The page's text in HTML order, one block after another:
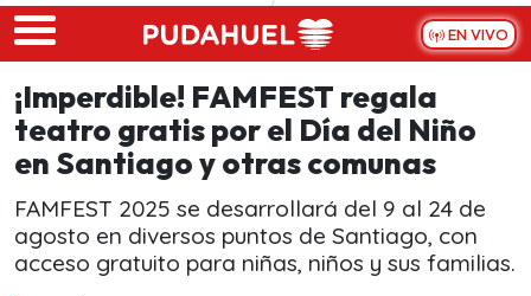
Skip to main content
EN VIVO
¡Imperdible! FAMFEST regala
teatro gratis por el Día del Niño
en Santiago y otras comunas
FAMFEST 2025 se desarrollará del 9 al 24 de
agosto en diversos puntos de Santiago, con
acceso gratuito para niñas, niños y sus familias.